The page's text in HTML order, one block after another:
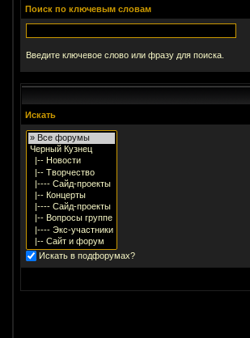
Поиск по ключевым словам
Введите ключевое слово или фразу для поиска.
Искать
Искать в подфорумах?